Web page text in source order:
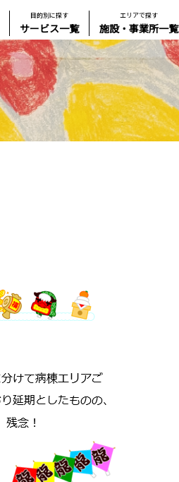
目的別に探す
サービス一覧
エリアで探す
施設・事業所一覧